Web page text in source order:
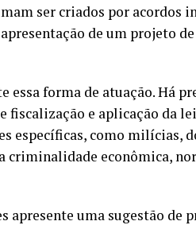
ser criados por acordos
de um projeto
forma de atuação. Há
fiscalização e aplicação da
específicas, como milícias,
criminalidade econômica,
apresente uma sugestão de